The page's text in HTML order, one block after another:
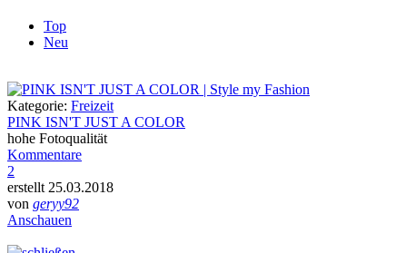
Top
Neu
Kategorie: Freizeit
PINK ISN'T JUST A COLOR
hohe Fotoqualität
Kommentare
2
erstellt 25.03.2018
von geryy92
Anschauen